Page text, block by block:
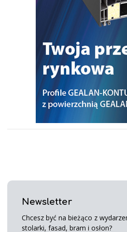
Newsletter
Chcesz być na bieżąco z
stolarki, fasad, bram i osłon?